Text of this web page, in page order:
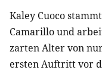
Kaley Cuoco
Camarillo und
zarten Alter von
ersten Auftritt vor